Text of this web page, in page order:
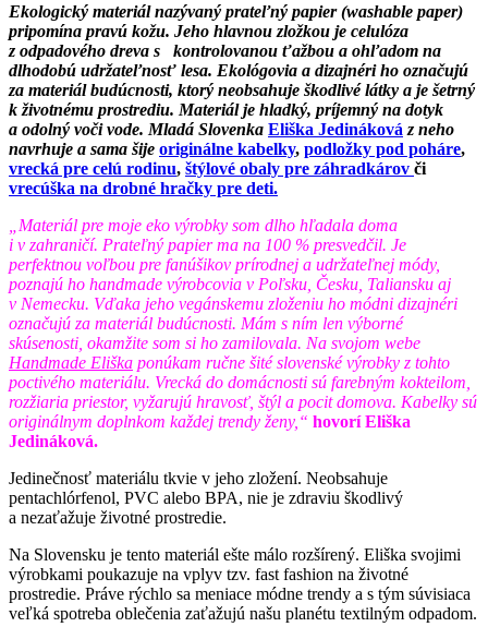
Ekologický materiál nazývaný prateľný papier (washable paper)
pripomína pravú kožu. Jeho hlavnou zložkou je celulóza
z odpadového dreva s kontrolovanou ťažbou a ohľadom na
dlhodobú udržateľnosť lesa. Ekológovia a dizajnéri ho označujú
za materiál budúcnosti, ktorý neobsahuje škodlivé látky a je šetrný
k životnému prostrediu. Materiál je hladký, príjemný na dotyk
a odolný voči vode. Mladá Slovenka Eliška Jedináková z neho
navrhuje a sama šije originálne kabelky, podložky pod poháre,
vrecká pre celú rodinu, štýlové obaly pre záhradkárov či
vrecúška na drobné hračky pre deti.
„Materiál pre moje eko výrobky som dlho hľadala doma
i v zahraničí. Prateľný papier ma na 100 % presvedčil. Je
perfektnou voľbou pre fanúšikov prírodnej a udržateľnej módy,
poznajú ho handmade výrobcovia v Poľsku, Česku, Taliansku aj
v Nemecku. Vďaka jeho vegánskemu zloženiu ho módni dizajnéri
označujú za materiál budúcnosti. Mám s ním len výborné
skúsenosti, okamžite som si ho zamilovala. Na svojom webe
Handmade Eliška ponúkam ručne šité slovenské výrobky z tohto
poctivého materiálu. Vrecká do domácnosti sú farebným kokteilom,
rozžiaria priestor, vyžarujú hravosť, štýl a pocit domova. Kabelky sú
originálnym doplnkom každej trendy ženy,“ hovorí Eliška
Jedináková.
Jedinečnosť materiálu tkvie v jeho zložení. Neobsahuje
pentachlórfenol, PVC alebo BPA, nie je zdraviu škodlivý
a nezaťažuje životné prostredie.
Na Slovensku je tento materiál ešte málo rozšírený. Eliška svojimi
výrobkami poukazuje na vplyv tzv. fast fashion na životné
prostredie. Práve rýchlo sa meniace módne trendy a s tým súvisiaca
veľká spotreba oblečenia zaťažujú našu planétu textilným odpadom.